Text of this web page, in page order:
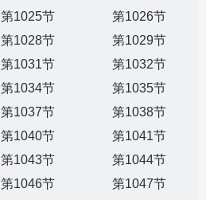
第1025节
第1026节
第1028节
第1029节
第1031节
第1032节
第1034节
第1035节
第1037节
第1038节
第1040节
第1041节
第1043节
第1044节
第1046节
第1047节